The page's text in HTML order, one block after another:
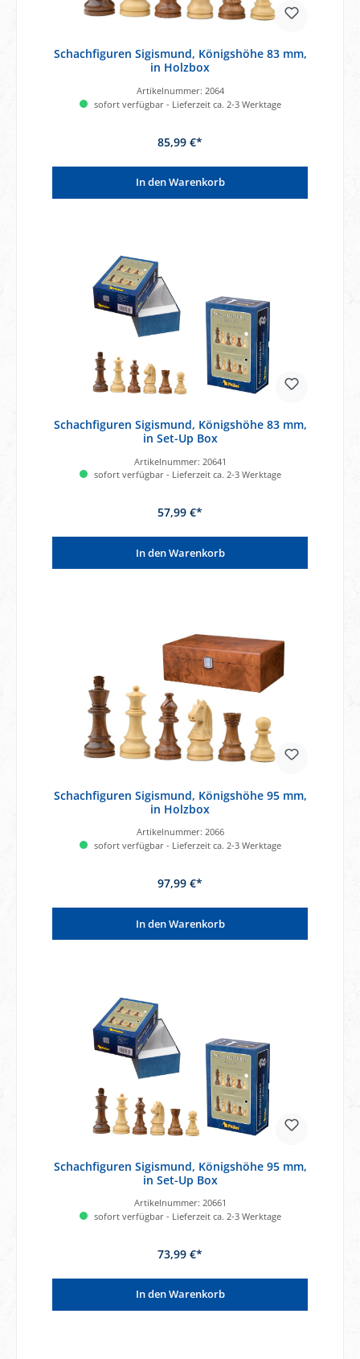
Schachfiguren Sigismund, Königshöhe 83 mm,
in Holzbox
Artikelnummer: 2064
sofort verfügbar - Lieferzeit ca. 2-3 Werktage
85,99 €*
In den Warenkorb
Schachfiguren Sigismund, Königshöhe 83 mm,
in Set-Up Box
Artikelnummer: 20641
sofort verfügbar - Lieferzeit ca. 2-3 Werktage
57,99 €*
In den Warenkorb
Schachfiguren Sigismund, Königshöhe 95 mm,
in Holzbox
Artikelnummer: 2066
sofort verfügbar - Lieferzeit ca. 2-3 Werktage
97,99 €*
In den Warenkorb
Schachfiguren Sigismund, Königshöhe 95 mm,
in Set-Up Box
Artikelnummer: 20661
sofort verfügbar - Lieferzeit ca. 2-3 Werktage
73,99 €*
In den Warenkorb